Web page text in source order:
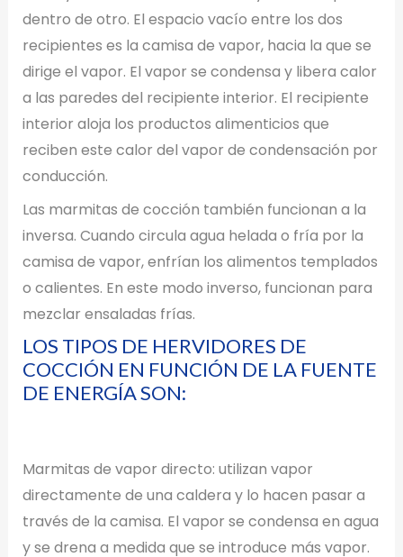
dentro de otro. El espacio vacío entre los dos
recipientes es la camisa de vapor, hacia la que se
dirige el vapor. El vapor se condensa y libera calor
a las paredes del recipiente interior. El recipiente
interior aloja los productos alimenticios que
reciben este calor del vapor de condensación por
conducción.
Las marmitas de cocción también funcionan a la
inversa. Cuando circula agua helada o fría por la
camisa de vapor, enfrían los alimentos templados
o calientes. En este modo inverso, funcionan para
mezclar ensaladas frías.
LOS TIPOS DE HERVIDORES DE
COCCIÓN EN FUNCIÓN DE LA FUENTE
DE ENERGÍA SON:
Marmitas de vapor directo: utilizan vapor
directamente de una caldera y lo hacen pasar a
través de la camisa. El vapor se condensa en agua
y se drena a medida que se introduce más vapor.